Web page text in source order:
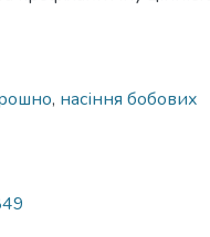
, насіння бобових